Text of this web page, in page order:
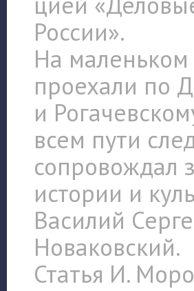
России».
На
проехали по
и
всем пути
сопровождал
истории и
Василий
Новаковский.
Статья И.